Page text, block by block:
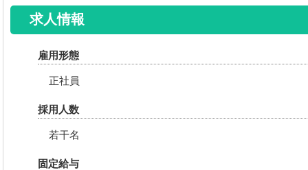
求人情報
雇用形態
正社員
採用人数
若干名
固定給与